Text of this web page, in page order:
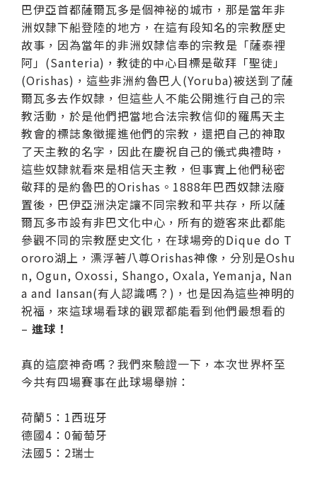
巴伊亞首都薩爾瓦多是個神祕的城市，那是當年非
洲奴隸下船登陸的地方，在這有段知名的宗教歷史
故事，因為當年的非洲奴隸信奉的宗教是「薩泰裡
阿」(Santeria)，教徒的中心目標是敬拜「聖徒」
(Orishas)，這些非洲約魯巴人(Yoruba)被送到了薩
爾瓦多去作奴隸，但這些人不能公開進行自己的宗
教活動，於是他們把當地合法宗教信仰的羅馬天主
教會的標誌象徵擺進他們的宗教，還把自己的神取
了天主教的名字，因此在慶祝自己的儀式典禮時，
這些奴隸就看來是相信天主教，但事實上他們秘密
敬拜的是約魯巴的Orishas。1888年巴西奴隸法廢
置後，巴伊亞洲決定讓不同宗教和平共存，所以薩
爾瓦多市設有非巴文化中心，所有的遊客來此都能
參觀不同的宗教歷史文化，在球場旁的Dique do T
ororo湖上，漂浮著八尊Orishas神像，分別是Oshu
n, Ogun, Oxossi, Shango, Oxala, Yemanja, Nan
a and Iansan(有人認識嗎？)，也是因為這些神明的
祝福，來這球場看球的觀眾都能看到他們最想看的
– 進球！
真的這麼神奇嗎？我們來驗證一下，本次世界杯至
今共有四場賽事在此球場舉辦：
荷蘭5：1西班牙
德國4：0葡萄牙
法國5：2瑞士